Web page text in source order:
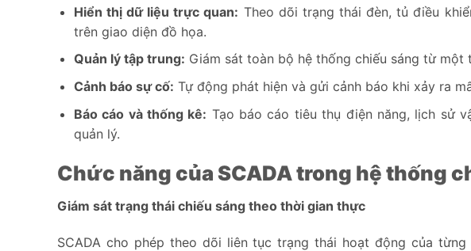
Hiển thị dữ liệu trực quan: Theo dõi trạng thái đèn, tủ điều
trên giao diện đồ họa.
Quản lý tập trung: Giám sát toàn bộ hệ thống chiếu sáng từ một
Cảnh báo sự cố: Tự động phát hiện và gửi cảnh báo khi xảy ra
Báo cáo và thống kê: Tạo báo cáo tiêu thụ điện năng, lịch sử
quản lý.
Chức năng của SCADA trong hệ thống
Giám sát trạng thái chiếu sáng theo thời gian thực
SCADA cho phép theo dõi liên tục trạng thái hoạt động của